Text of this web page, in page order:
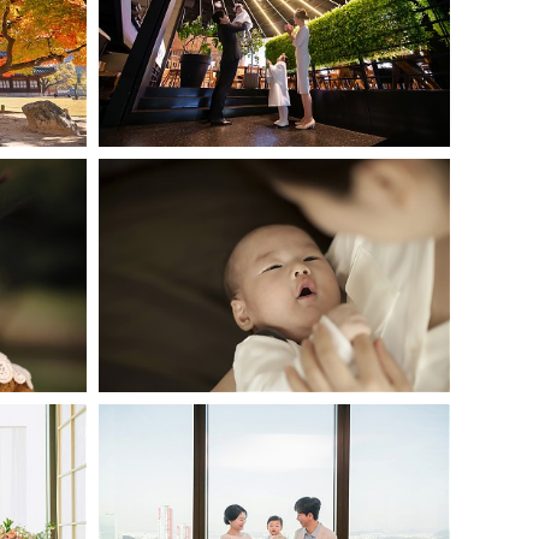
냅 63 파빌리온 용산
50일 홈스냅
룸 63워킹온더클라우드